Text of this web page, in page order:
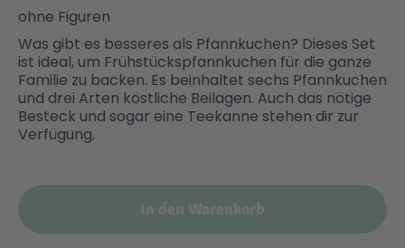
Elektronische Spielwaren
Kreativ
Malen & Zeichnen
Jurassic World™
Harry Potter™
Marvel™ Super Heroes
Minecraft™
Fun Stars
Heroes
Knights
NOVELMORE
ohne Figuren
Was gibt es besseres als Pfannkuchen? Dieses Set
ist ideal, um Frühstückspfannkuchen für die ganze
Familie zu backen. Es beinhaltet sechs Pfannkuchen
und drei Arten köstliche Beilagen. Auch das nötige
Besteck und sogar eine Teekanne stehen dir zur
Verfügung.
In den Warenkorb